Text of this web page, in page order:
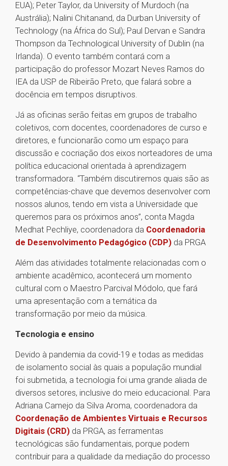
EUA); Peter Taylor, da University of Murdoch (na
Austrália); Nalini Chitanand, da Durban University of
Technology (na África do Sul); Paul Dervan e Sandra
Thompson da Technological University of Dublin (na
Irlanda). O evento também contará com a
participação do professor Mozart Neves Ramos do
IEA da USP de Ribeirão Preto, que falará sobre a
docência em tempos disruptivos.
Já as oficinas serão feitas em grupos de trabalho
coletivos, com docentes, coordenadores de curso e
diretores, e funcionarão como um espaço para
discussão e cocriação dos eixos norteadores de uma
política educacional orientada à aprendizagem
transformadora. “Também discutiremos quais são as
competências-chave que devemos desenvolver com
nossos alunos, tendo em vista a Universidade que
queremos para os próximos anos”, conta Magda
Medhat Pechliye, coordenadora da Coordenadoria
de Desenvolvimento Pedagógico (CDP) da PRGA
Além das atividades totalmente relacionadas com o
ambiente acadêmico, acontecerá um momento
cultural com o Maestro Parcival Módolo, que fará
uma apresentação com a temática da
transformação por meio da música.
Tecnologia e ensino
Devido à pandemia da covid-19 e todas as medidas
de isolamento social às quais a população mundial
foi submetida, a tecnologia foi uma grande aliada de
diversos setores, inclusive do meio educacional. Para
Adriana Camejo da Silva Aroma, coordenadora da
Coordenação de Ambientes Virtuais e Recursos
Digitais (CRD) da PRGA, as ferramentas
tecnológicas são fundamentais, porque podem
contribuir para a qualidade da mediação do processo